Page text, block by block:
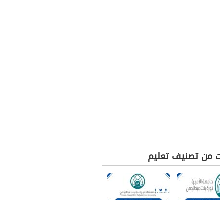
من تصنيف تعليم